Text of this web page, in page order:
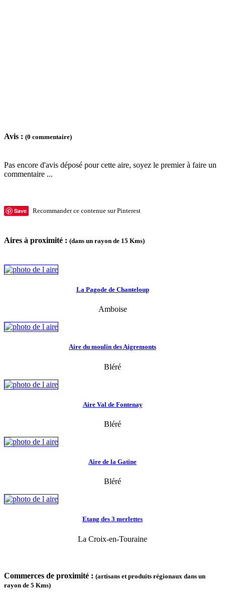
Avis : (0 commentaire)
Pas encore d'avis déposé pour cette aire, soyez le premier à faire un
commentaire ...
Save Recommander ce contenue sur Pinterest
Aires à proximité : (dans un rayon de 15 Kms)
La Pagode de Chanteloup
Amboise
Aire du moulin des Aigremonts
Bléré
Aire Val de Fontenay
Bléré
Aire de la Gatine
Bléré
Etang des 3 merlettes
La Croix-en-Touraine
Commerces de proximité : (artisans et produits régionaux dans un
rayon de 5 Kms)